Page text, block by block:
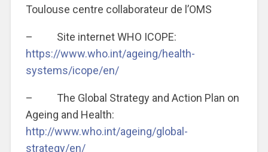
Toulouse centre collaborateur de l’OMS
– Site internet WHO ICOPE:
https://www.who.int/ageing/health-
systems/icope/en/
– The Global Strategy and Action Plan on
Ageing and Health:
http://www.who.int/ageing/global-
strategy/en/